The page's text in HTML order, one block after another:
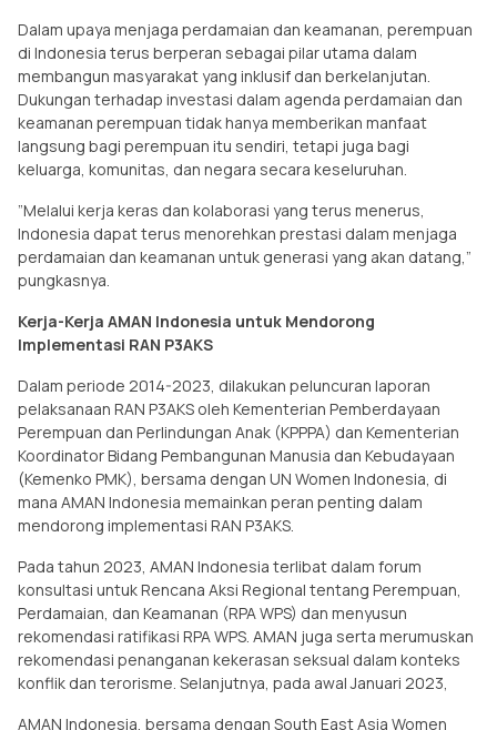
Dalam upaya menjaga perdamaian dan keamanan, perempuan
di Indonesia terus berperan sebagai pilar utama dalam
membangun masyarakat yang inklusif dan berkelanjutan.
Dukungan terhadap investasi dalam agenda perdamaian dan
keamanan perempuan tidak hanya memberikan manfaat
langsung bagi perempuan itu sendiri, tetapi juga bagi
keluarga, komunitas, dan negara secara keseluruhan.
”Melalui kerja keras dan kolaborasi yang terus menerus,
Indonesia dapat terus menorehkan prestasi dalam menjaga
perdamaian dan keamanan untuk generasi yang akan datang,”
pungkasnya.
Kerja-Kerja AMAN Indonesia untuk Mendorong
Implementasi RAN P3AKS
Dalam periode 2014-2023, dilakukan peluncuran laporan
pelaksanaan RAN P3AKS oleh Kementerian Pemberdayaan
Perempuan dan Perlindungan Anak (KPPPA) dan Kementerian
Koordinator Bidang Pembangunan Manusia dan Kebudayaan
(Kemenko PMK), bersama dengan UN Women Indonesia, di
mana AMAN Indonesia memainkan peran penting dalam
mendorong implementasi RAN P3AKS.
Pada tahun 2023, AMAN Indonesia terlibat dalam forum
konsultasi untuk Rencana Aksi Regional tentang Perempuan,
Perdamaian, dan Keamanan (RPA WPS) dan menyusun
rekomendasi ratifikasi RPA WPS. AMAN juga serta merumuskan
rekomendasi penanganan kekerasan seksual dalam konteks
konflik dan terorisme. Selanjutnya, pada awal Januari 2023,
AMAN Indonesia, bersama dengan South East Asia Women